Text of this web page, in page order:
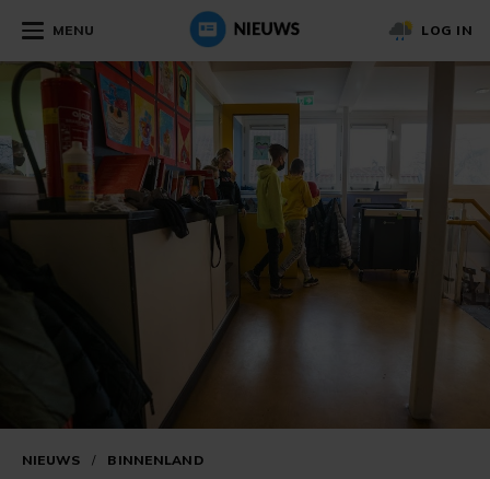
MENU LOG IN
NIEUWS / BINNENLAND